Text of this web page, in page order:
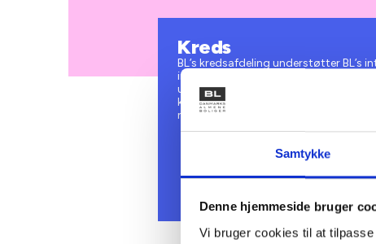
Samtykke
Denne hjemmeside bruger
Vi bruger cookies til at
Kreds
BL’s kredsafdeling understøtter
interessevaretagelse i bestyrelser og
udvikling, planlægning og afvikling af
kredsregi. Kreds medvirker til
mærkesager i de 11 kredse.